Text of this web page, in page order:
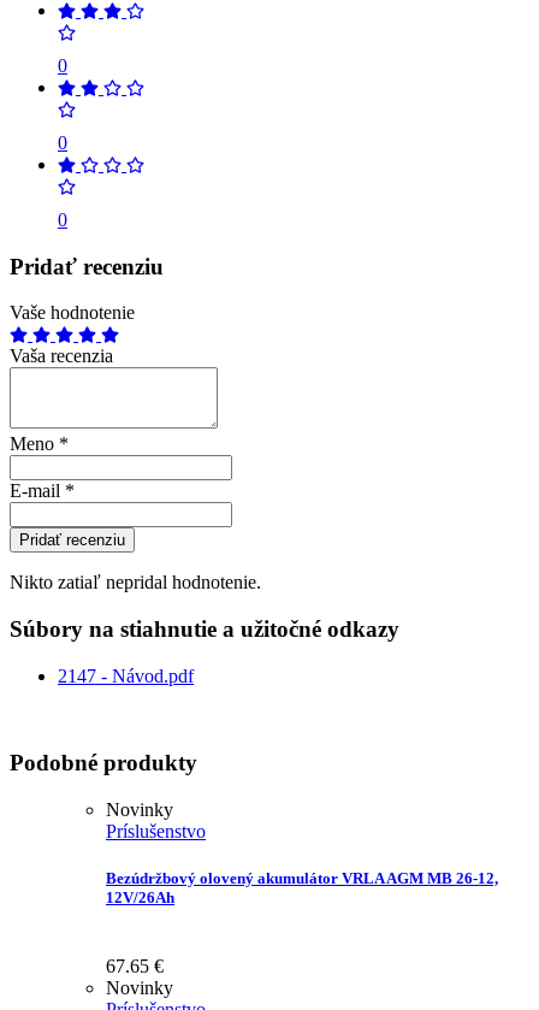
0
0
0
Pridať recenziu
Vaše hodnotenie
Vaša recenzia
Meno *
E-mail *
Pridať recenziu
Nikto zatiaľ nepridal hodnotenie.
Súbory na stiahnutie a užitočné odkazy
2147 - Návod.pdf
Podobné produkty
Novinky
Príslušenstvo
Bezúdržbový olovený akumulátor VRLA AGM MB 26-12,
12V/26Ah
67.65 €
Novinky